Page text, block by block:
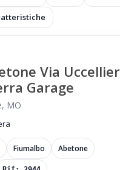
Via
Garage
MO
Fiumalbo Abetone